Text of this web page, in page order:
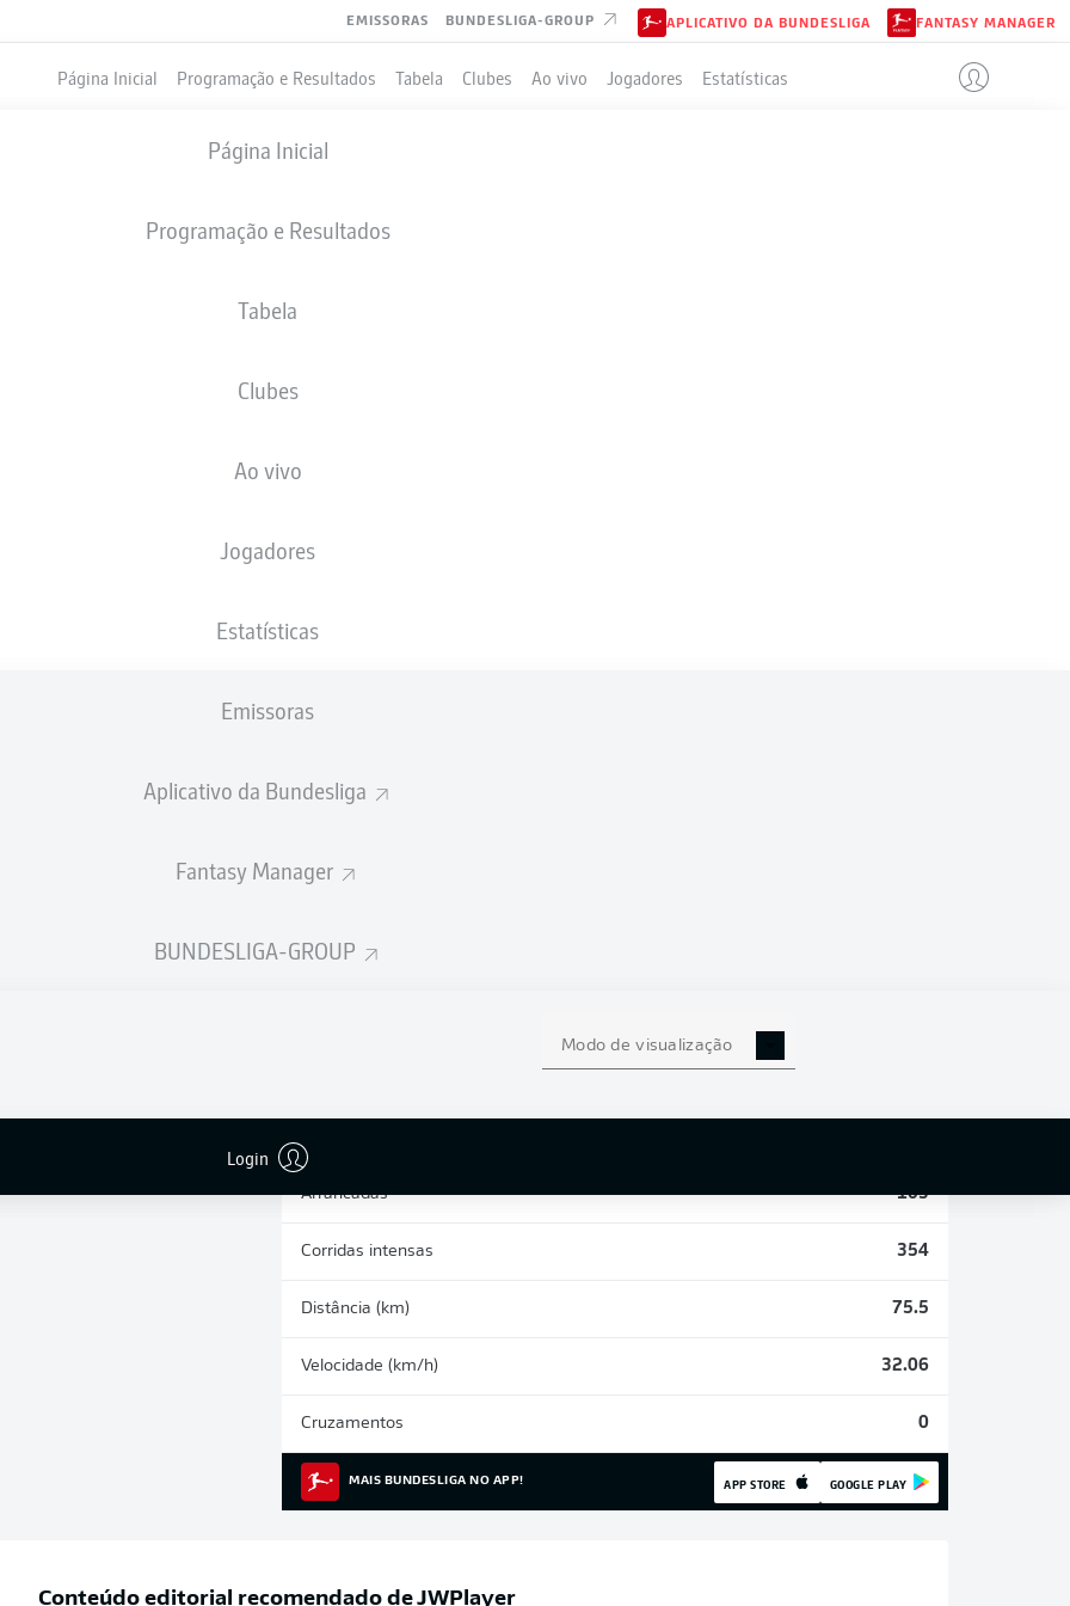
EMISSORAS BUNDESLIGA-GROUP APLICATIVO DA BUNDESLIGA FANTASY MANAGER
Página Inicial Programação e Resultados Tabela Clubes Ao vivo Jogadores Estatísticas
Página Inicial
Programação e Resultados
Tabela
Clubes
Ao vivo
Jogadores
Estatísticas
Emissoras
Aplicativo da Bundesliga
Fantasy Manager
BUNDESLIGA-GROUP
Modo de visualização
Login
10.08.1990
DA TEMPORADA 2023/2024
Arrancadas 103
Corridas intensas 354
Distância (km) 75.5
Velocidade (km/h) 32.06
Cruzamentos 0
MAIS BUNDESLIGA NO APP! APP STORE GOOGLE PLAY
Conteúdo editorial recomendado deJWPlayer